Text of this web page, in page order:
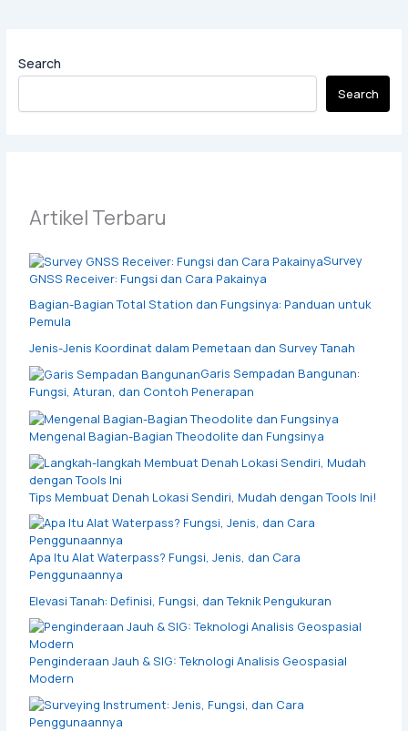
Search
Search
Artikel Terbaru
Survey
GNSS Receiver: Fungsi dan Cara Pakainya
Bagian-Bagian Total Station dan Fungsinya: Panduan untuk
Pemula
Jenis-Jenis Koordinat dalam Pemetaan dan Survey Tanah
Garis Sempadan Bangunan:
Fungsi, Aturan, dan Contoh Penerapan
Mengenal Bagian-Bagian Theodolite dan Fungsinya
Tips Membuat Denah Lokasi Sendiri, Mudah dengan Tools Ini!
Apa Itu Alat Waterpass? Fungsi, Jenis, dan Cara
Penggunaannya
Elevasi Tanah: Definisi, Fungsi, dan Teknik Pengukuran
Penginderaan Jauh & SIG: Teknologi Analisis Geospasial
Modern